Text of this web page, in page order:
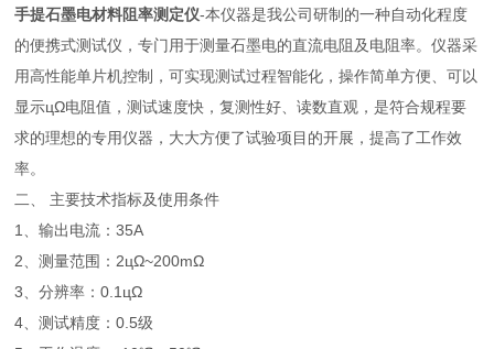
手提石墨电材料阻率测定仪-本仪器是我公司研制的一种自动化程度
的便携式测试仪，专门用于测量石墨电的直流电阻及电阻率。仪器采
用高性能单片机控制，可实现测试过程智能化，操作简单方便、可以
显示цΩ电阻值，测试速度快，复测性好、读数直观，是符合规程要
求的理想的专用仪器，大大方便了试验项目的开展，提高了工作效
率。
二、 主要技术指标及使用条件
1、输出电流：35A
2、测量范围：2цΩ~200mΩ
3、分辨率：0.1цΩ
4、测试精度：0.5级